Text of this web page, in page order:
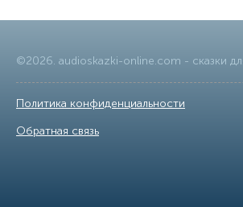
©2026. audioskazki-online.com - сказки
Политика конфиденциальности
Обратная связь